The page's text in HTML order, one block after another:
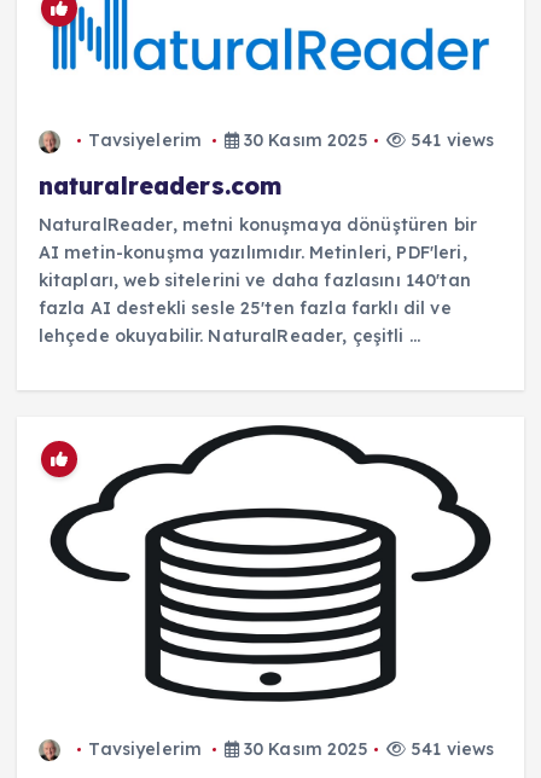
Tavsiyelerim 30 Kasım 2025 541 views
naturalreaders.com
NaturalReader, metni konuşmaya dönüştüren bir
AI metin-konuşma yazılımıdır. Metinleri, PDF'leri,
kitapları, web sitelerini ve daha fazlasını 140'tan
fazla AI destekli sesle 25'ten fazla farklı dil ve
lehçede okuyabilir. NaturalReader, çeşitli ...
Tavsiyelerim 30 Kasım 2025 541 views